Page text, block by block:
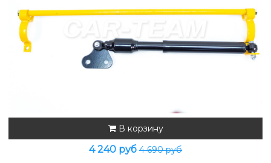
В корзину
4 240 руб 4 690 руб